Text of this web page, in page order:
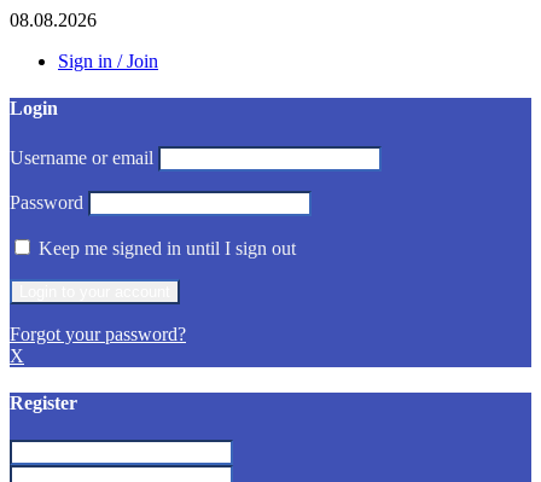
08.08.2026
Sign in / Join
Login
Username or email
Password
Keep me signed in until I sign out
Forgot your password?
X
Register